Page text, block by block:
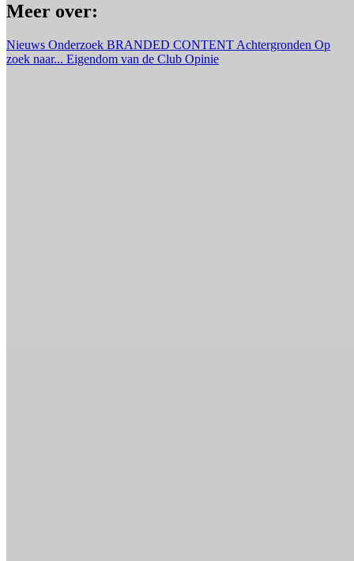
Meer over:
Nieuws Onderzoek BRANDED CONTENT Achtergronden Op
zoek naar... Eigendom van de Club Opinie